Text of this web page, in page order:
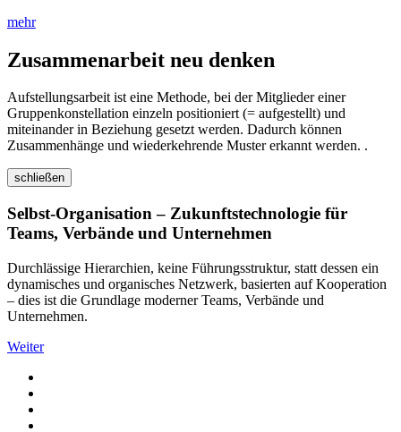
mehr
Zusammenarbeit neu denken
Aufstellungsarbeit ist eine Methode, bei der Mitglieder einer
Gruppenkonstellation einzeln positioniert (= aufgestellt) und
miteinander in Beziehung gesetzt werden. Dadurch können
Zusammenhänge und wiederkehrende Muster erkannt werden. .
schließen
Selbst-Organisation – Zukunftstechnologie für
Teams, Verbände und Unternehmen
Durchlässige Hierarchien, keine Führungsstruktur, statt dessen ein
dynamisches und organisches Netzwerk, basierten auf Kooperation
– dies ist die Grundlage moderner Teams, Verbände und
Unternehmen.
Weiter